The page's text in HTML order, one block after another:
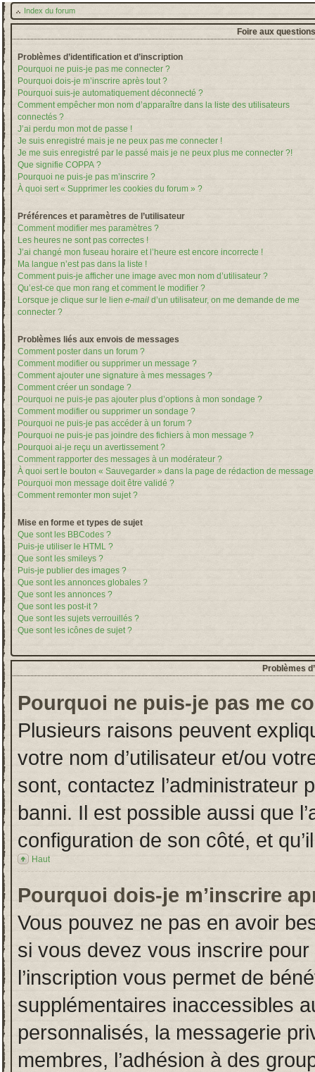
Index du forum
Foire aux
Problèmes d’identification et d’inscription
Pourquoi ne puis-je pas me connecter ?
Pourquoi dois-je m’inscrire après tout ?
Pourquoi suis-je automatiquement déconnecté ?
Comment empêcher mon nom d’apparaître dans la liste des utilisateurs
connectés ?
J’ai perdu mon mot de passe !
Je suis enregistré mais je ne peux pas me connecter !
Je me suis enregistré par le passé mais je ne peux plus me connecter ?!
Que signifie COPPA ?
Pourquoi ne puis-je pas m’inscrire ?
À quoi sert « Supprimer les cookies du forum » ?
Préférences et paramètres de l’utilisateur
Comment modifier mes paramètres ?
Les heures ne sont pas correctes !
J’ai changé mon fuseau horaire et l’heure est encore incorrecte !
Ma langue n’est pas dans la liste !
Comment puis-je afficher une image avec mon nom d’utilisateur ?
Qu’est-ce que mon rang et comment le modifier ?
Lorsque je clique sur le lien e-mail d’un utilisateur, on me demande de me
connecter ?
Problèmes liés aux envois de messages
Comment poster dans un forum ?
Comment modifier ou supprimer un message ?
Comment ajouter une signature à mes messages ?
Comment créer un sondage ?
Pourquoi ne puis-je pas ajouter plus d’options à mon sondage ?
Comment modifier ou supprimer un sondage ?
Pourquoi ne puis-je pas accéder à un forum ?
Pourquoi ne puis-je pas joindre des fichiers à mon message ?
Pourquoi ai-je reçu un avertissement ?
Comment rapporter des messages à un modérateur ?
À quoi sert le bouton « Sauvegarder » dans la page de rédaction de message
Pourquoi mon message doit être validé ?
Comment remonter mon sujet ?
Mise en forme et types de sujet
Que sont les BBCodes ?
Puis-je utiliser le HTML ?
Que sont les smileys ?
Puis-je publier des images ?
Que sont les annonces globales ?
Que sont les annonces ?
Que sont les post-it ?
Que sont les sujets verrouillés ?
Que sont les icônes de sujet ?
Problèmes
Pourquoi ne puis-je pas me
Plusieurs raisons peuvent
votre nom d’utilisateur et/ou
sont, contactez l’administrateur
banni. Il est possible aussi que
configuration de son côté, et
Haut
Pourquoi dois-je m’inscrire
Vous pouvez ne pas en avoir
si vous devez vous inscrire
l’inscription vous permet de
supplémentaires inaccessibles
personnalisés, la messagerie
membres, l’adhésion à des